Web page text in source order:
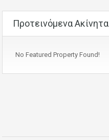
Προτεινόμενα Ακίνητα
No Featured Property Found!